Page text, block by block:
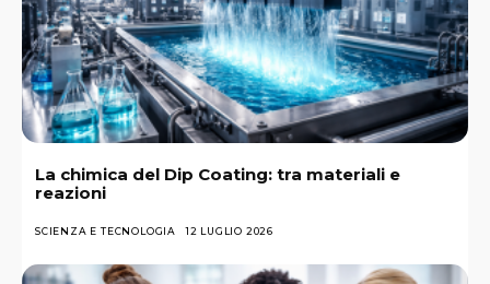
La chimica del Dip Coating: tra materiali e
reazioni
SCIENZA E TECNOLOGIA 12 LUGLIO 2026